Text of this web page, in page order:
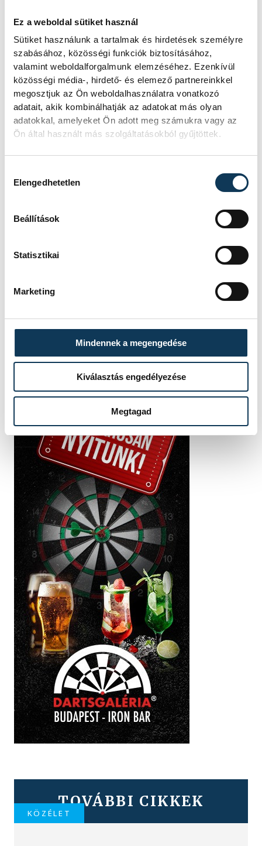
Ez a weboldal sütiket használ
Sütiket használunk a tartalmak és hirdetések személyre
szabásához, közösségi funkciók biztosításához,
valamint weboldalforgalmunk elemzéséhez. Ezenkívül
közösségi média-, hirdető- és elemező partnereinkkel
megosztjuk az Ön weboldalhasználatra vonatkozó
adatait, akik kombinálhatják az adatokat más olyan
adatokkal, amelyeket Ön adott meg számukra vagy az
Ön által használt más szolgáltatásokból gyűjtöttek.
Elengedhetetlen
Beállítások
Statisztikai
Marketing
Mindennek a megengedése
Kiválasztás engedélyezése
Megtagad
Mert kampányolni lehet az online térben,
lehet like-csatákat nyerni, de a valódi
választási küzdelem – ahogy maga a
választás is – offline történik.
közélet politika
Hétvezér
véleménycikk
TOVÁBBI CIKKEK
KÖZÉLET